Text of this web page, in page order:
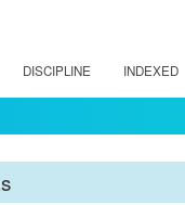
DISCIPLINE INDEXED